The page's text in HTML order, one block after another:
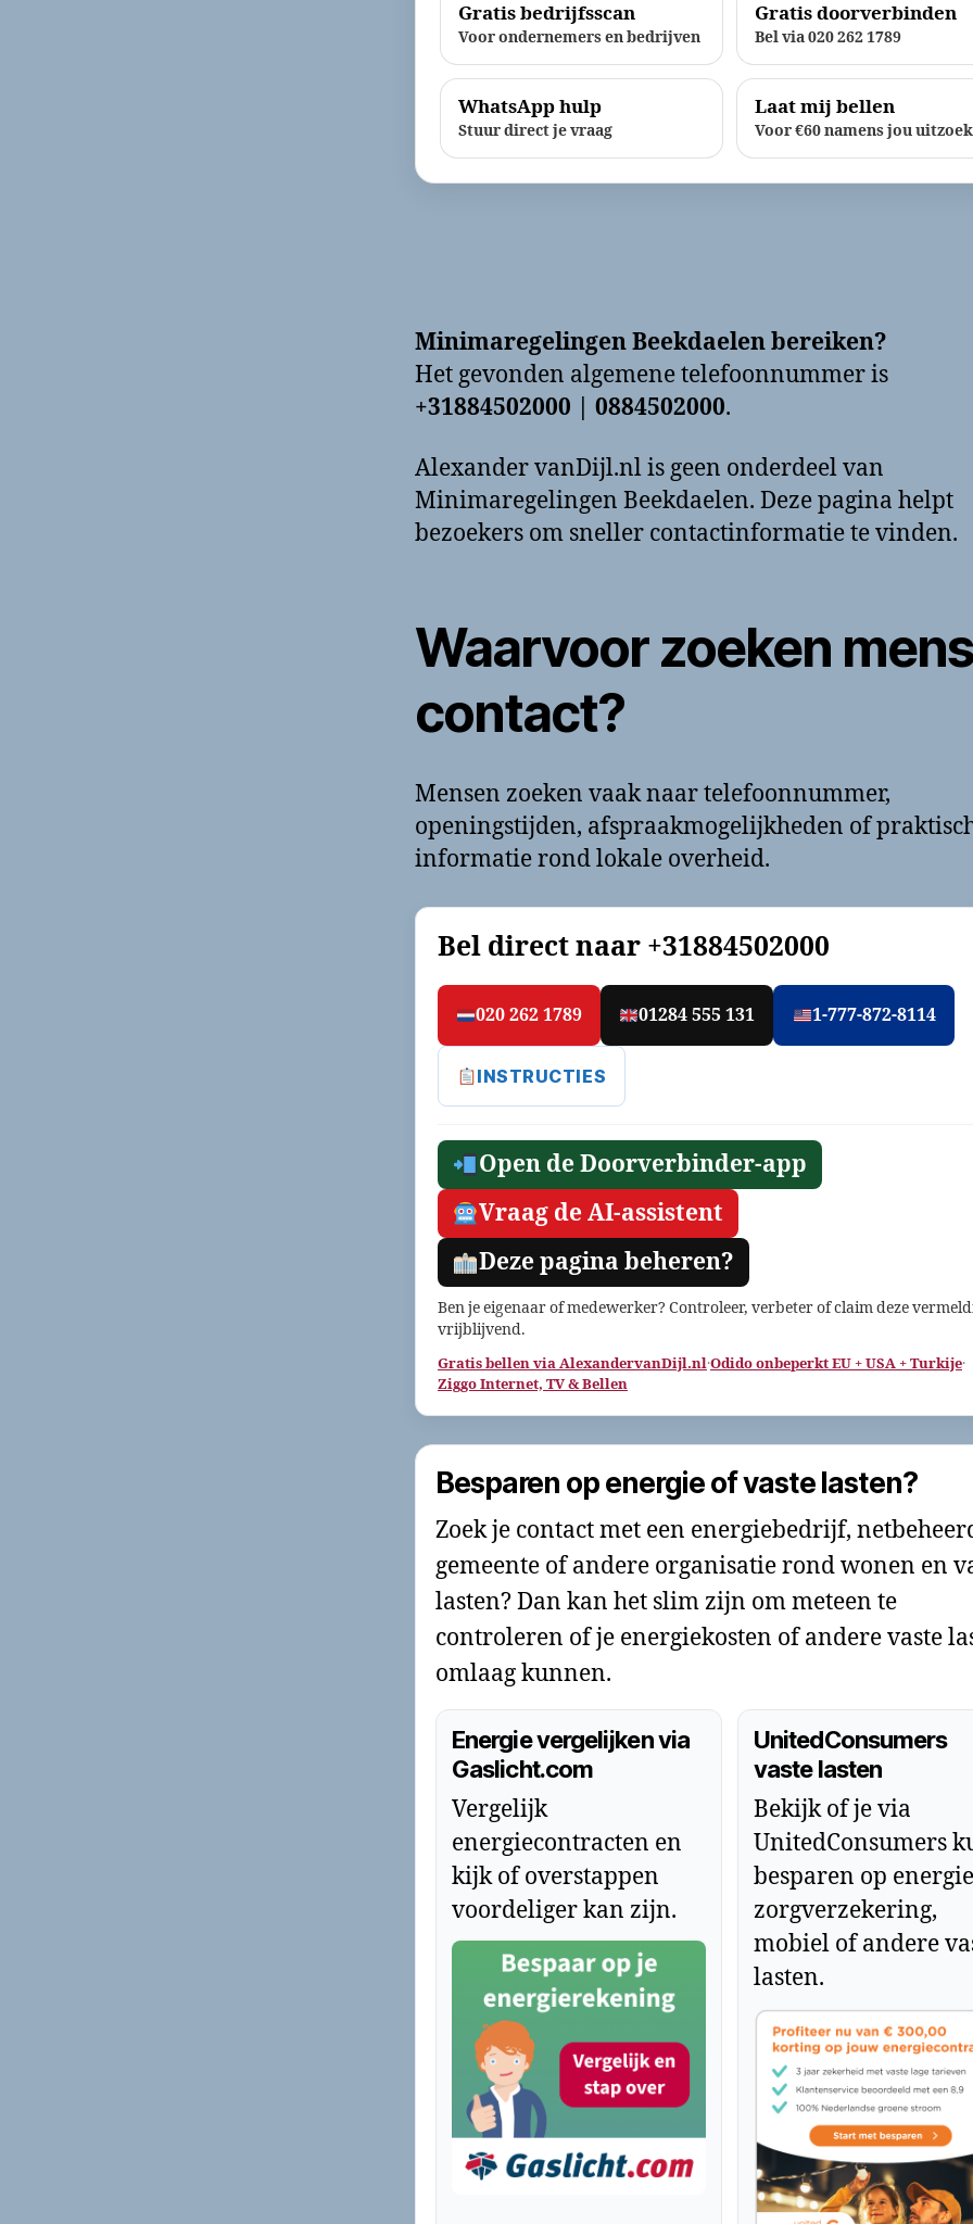
Gratis bedrijfsscan
Voor ondernemers en bedrijven
Gratis doorverbinden
Bel via 020 262 1789
WhatsApp hulp
Stuur direct je vraag
Laat mij bellen
Voor €60 namens jou
Minimaregelingen Beekdaelen bereiken?
Het gevonden algemene telefoonnummer is
+31884502000 | 0884502000.
Alexander vanDijl.nl is geen onderdeel van
Minimaregelingen Beekdaelen. Deze pagina helpt
bezoekers om sneller contactinformatie te vinden.
Waarvoor zoeken
contact?
Mensen zoeken vaak naar telefoonnummer,
openingstijden, afspraakmogelijkheden of
informatie rond lokale overheid.
Bel direct naar +31884502000
020 262 1789 01284 555 131 1-777-872-8114
INSTRUCTIES
Open de Doorverbinder-app
Vraag de AI-assistent
Deze pagina beheren?
Ben je eigenaar of medewerker? Controleer, verbeter of claim deze
vrijblijvend.
Gratis bellen via AlexandervanDijl.nl·Odido onbeperkt EU + USA + Turkije·
Ziggo Internet, TV & Bellen
Besparen op energie of vaste lasten?
Zoek je contact met een energiebedrijf,
gemeente of andere organisatie rond wonen en
lasten? Dan kan het slim zijn om meteen te
controleren of je energiekosten of andere vaste
omlaag kunnen.
Energie vergelijken via
Gaslicht.com
Vergelijk
energiecontracten en
kijk of overstappen
voordeliger kan zijn.
UnitedConsumers
vaste lasten
Bekijk of je via
UnitedConsumers
besparen op
zorgverzekering,
mobiel of andere
lasten.